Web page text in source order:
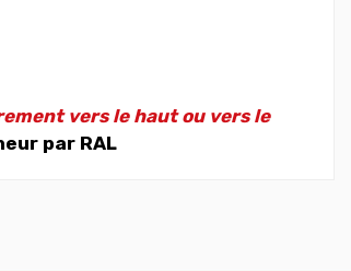
vers le haut ou vers le
par RAL